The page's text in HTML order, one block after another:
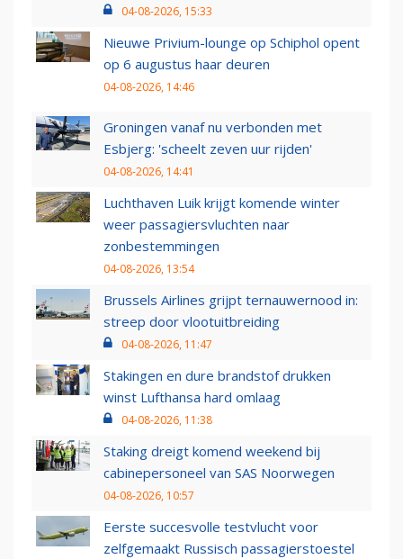
04-08-2026, 15:33
Nieuwe Privium-lounge op Schiphol opent
op 6 augustus haar deuren
04-08-2026, 14:46
Groningen vanaf nu verbonden met
Esbjerg: 'scheelt zeven uur rijden'
04-08-2026, 14:41
Luchthaven Luik krijgt komende winter
weer passagiersvluchten naar
zonbestemmingen
04-08-2026, 13:54
Brussels Airlines grijpt ternauwernood in:
streep door vlootuitbreiding
04-08-2026, 11:47
Stakingen en dure brandstof drukken
winst Lufthansa hard omlaag
04-08-2026, 11:38
Staking dreigt komend weekend bij
cabinepersoneel van SAS Noorwegen
04-08-2026, 10:57
Eerste succesvolle testvlucht voor
zelfgemaakt Russisch passagierstoestel